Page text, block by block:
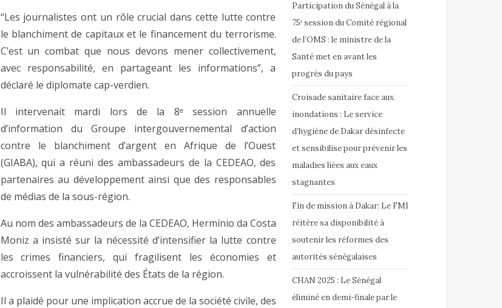
Participation du Sénégal à la
75ᵉ session du Comité régional
de l’OMS : le ministre de la
Santé met en avant les
progrès du pays
Croisade sanitaire face aux
inondations : Le service
d’hygiène de Dakar désinfecte
et sensibilise pour prévenir les
maladies liées aux eaux
stagnantes
Fin de mission à Dakar: Le FMI
réitère sa disponibilité à
soutenir les réformes des
autorités sénégalaises
CHAN 2025 : Le Sénégal
éliminé en demi-finale par le
“Les journalistes ont un rôle crucial dans cette lutte contre
le blanchiment de capitaux et le financement du terrorisme.
C’est un combat que nous devons mener collectivement,
avec responsabilité, en partageant les informations”, a
déclaré le diplomate cap-verdien.
Il intervenait mardi lors de la 8ᵉ session annuelle
d’information du Groupe intergouvernemental d’action
contre le blanchiment d’argent en Afrique de l’Ouest
(GIABA), qui a réuni des ambassadeurs de la CEDEAO, des
partenaires au développement ainsi que des responsables
de médias de la sous-région.
Au nom des ambassadeurs de la CEDEAO, Hermínio da Costa
Moniz a insisté sur la nécessité d’intensifier la lutte contre
les crimes financiers, qui fragilisent les économies et
accroissent la vulnérabilité des États de la région.
Il a plaidé pour une implication accrue de la société civile, des